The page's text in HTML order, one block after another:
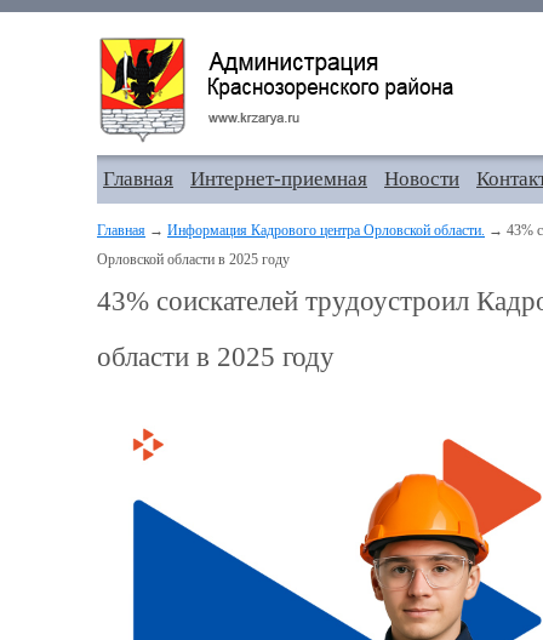
Главная Интернет-приемная Новости
Главная → Информация Кадрового центра Орловской области. → 43%
Орловской области в 2025 году
43% соискателей трудоустроил
области в 2025 году